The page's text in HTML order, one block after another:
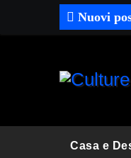
Nuovi
Casa e